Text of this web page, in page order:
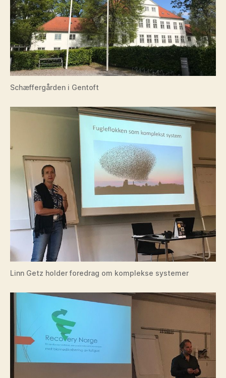
Schæffergården i Gentoft
Linn Getz holder foredrag om komplekse systemer